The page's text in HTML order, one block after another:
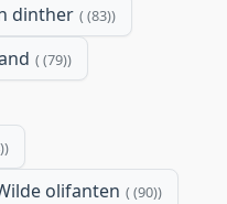
dinther (83)
(79)
olifanten (90)